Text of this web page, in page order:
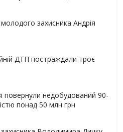
захисника Андрія
ДТП постраждали троє
повернули недобудований 90-
понад 50 млн грн